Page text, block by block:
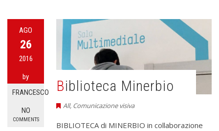
AGO
26
2016
by
FRANCESCO
NO
COMMENTS
Biblioteca Minerbio
All, Comunicazione visiva
BIBLIOTECA di MINERBIO in collaborazione